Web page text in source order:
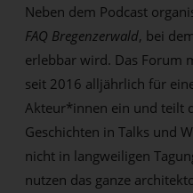
Neben dem Podcast
FAQ Bregenzerwald, bei
erlebbar wird. Das Forum
seit 2016 alljährlich für
Akteur*innen ein und teilt
Geschichten in Talks und
nicht in langweiligen
nutzen das ganze